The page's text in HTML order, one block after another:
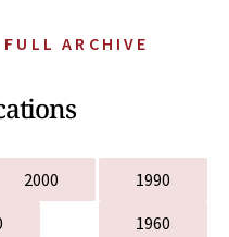
ARCHIVE
2000
1990
1960